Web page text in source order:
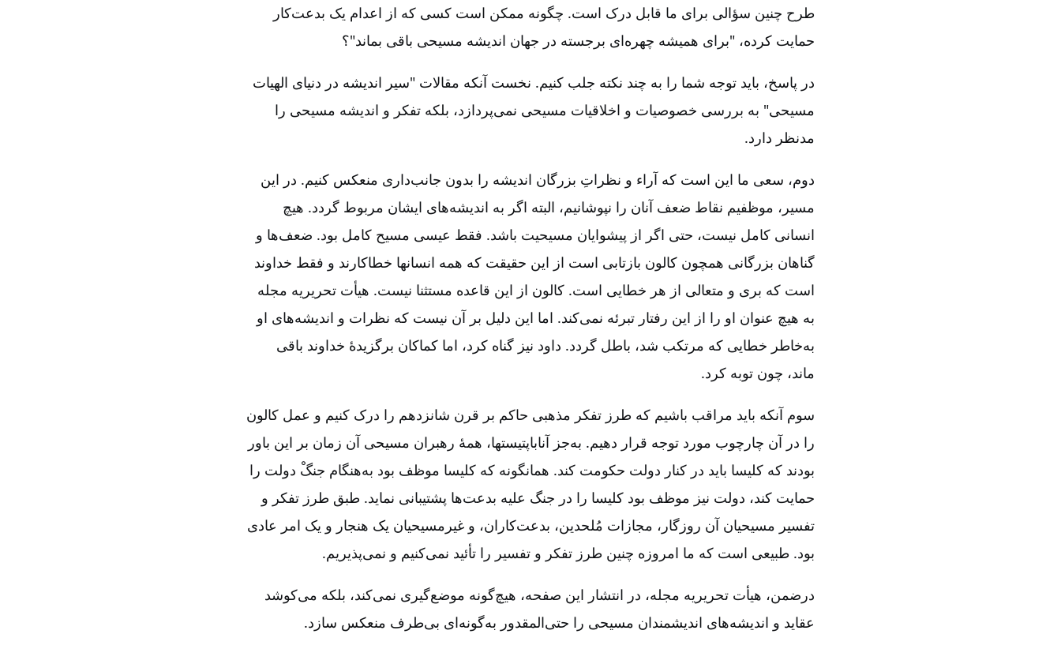
طرح چنین سؤالی برای ما قابل درک است‌. چگونه ممکن است کسی که از اعدام یک بدعت‌کار
حمایت کرده‌، "برای همیشه چهره‌ای برجسته در جهان اندیشه مسیحی باقی بماند"؟
در پاسخ‌، باید توجه شما را به چند نکته جلب کنیم‌. نخست آنکه مقالات "سیر اندیشه در دنیای الهیات
مسیحی‌" به بررسی خصوصیات و اخلاقیات مسیحی نمی‌پردازد، بلکه تفکر و اندیشه مسیحی را
مدنظر دارد.
دوم‌، سعی ما این است که آراء و نظراتِ بزرگان اندیشه را بدون جانب‌داری منعکس کنیم‌. در این
مسیر، موظفیم نقاط ضعف آنان را نپوشانیم‌، البته اگر به اندیشه‌های ایشان مربوط گردد. هیچ
انسانی کامل نیست‌، حتی اگر از پیشوایان مسیحیت باشد. فقط عیسی مسیح کامل بود. ضعف‌ها و
گناهان بزرگانی همچون کالون بازتابی است از این حقیقت که همه انسانها خطاکارند و فقط خداوند
است که بری و متعالی از هر خطایی است‌. کالون از این قاعده مستثنا نیست‌. هیأت تحریریه مجله
به هیچ عنوان او را از این رفتار تبرئه نمی‌کند. اما این دلیل بر آن نیست که نظرات و اندیشه‌های او
به‌خاطر خطایی که مرتکب شد، باطل گردد. داود نیز گناه کرد، اما کماکان برگزیدۀ خداوند باقی
ماند، چون توبه کرد.
سوم آنکه باید مراقب باشیم که طرز تفکر مذهبی حاکم بر قرن شانزدهم را درک کنیم و عمل کالون
را در آن چارچوب مورد توجه قرار دهیم‌. به‌جز آناباپتیستها، همۀ رهبران مسیحی آن زمان بر این باور
بودند که کلیسا باید در کنار دولت حکومت کند. همانگونه که کلیسا موظف بود به‌هنگام جنگْ دولت را
حمایت کند، دولت نیز موظف بود کلیسا را در جنگ علیه بدعت‌ها پشتیبانی نماید. طبق طرز تفکر و
تفسیر مسیحیان آن روزگار، مجازات مُلحدین‌، بدعت‌کاران‌، و غیرمسیحیان یک هنجار و یک امر عادی
بود. طبیعی است که ما امروزه چنین طرز تفکر و تفسیر را تأئید نمی‌کنیم و نمی‌پذیریم‌.
درضمن‌، هیأت تحریریه مجله‌، در انتشار این صفحه‌، هیچ‌گونه موضع‌گیری نمی‌کند، بلکه می‌کوشد
عقاید و اندیشه‌های اندیشمندان مسیحی را حتی‌المقدور به‌گونه‌ای بی‌طرف منعکس سازد.